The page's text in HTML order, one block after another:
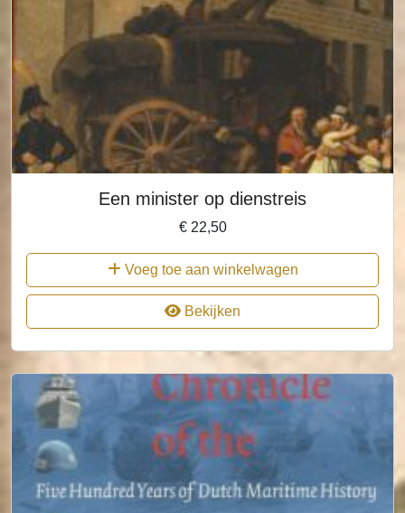
Een minister op dienstreis
€22,50
Voeg toe aan winkelwagen
Bekijken